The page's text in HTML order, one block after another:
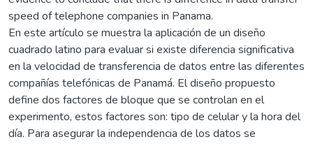
speed of telephone companies in Panama.
En este artículo se muestra la aplicación de un diseño
cuadrado latino para evaluar si existe diferencia significativa
en la velocidad de transferencia de datos entre las diferentes
compañías telefónicas de Panamá. El diseño propuesto
define dos factores de bloque que se controlan en el
experimento, estos factores son: tipo de celular y la hora del
día. Para asegurar la independencia de los datos se